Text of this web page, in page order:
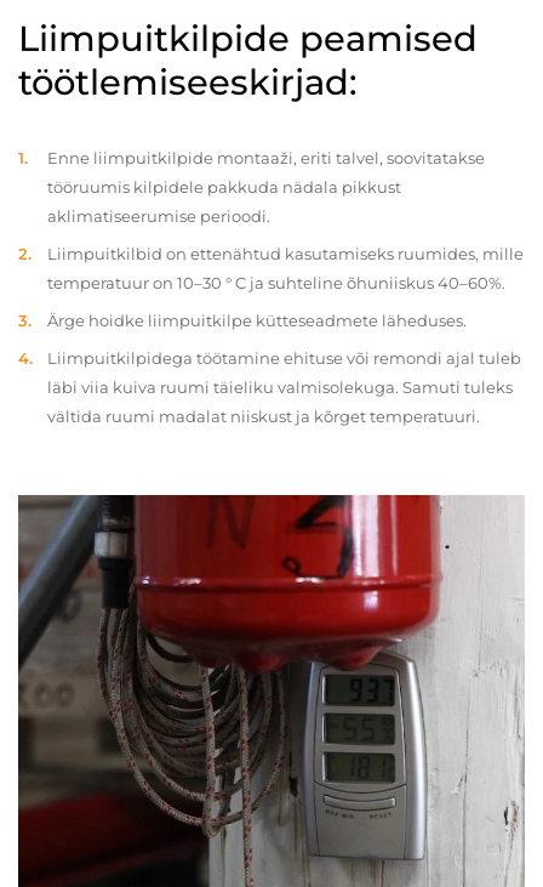
Liimpuitkilpide peamised
töötlemiseeskirjad:
Enne liimpuitkilpide montaaži, eriti talvel, soovitatakse
tööruumis kilpidele pakkuda nädala pikkust
aklimatiseerumise perioodi.
Liimpuitkilbid on ettenähtud kasutamiseks ruumides, mille
temperatuur on 10–30 ° C ja suhteline õhuniiskus 40–60%.
Ärge hoidke liimpuitkilpe kütteseadmete läheduses.
Liimpuitkilpidega töötamine ehituse või remondi ajal tuleb
läbi viia kuiva ruumi täieliku valmisolekuga. Samuti tuleks
vältida ruumi madalat niiskust ja kõrget temperatuuri.